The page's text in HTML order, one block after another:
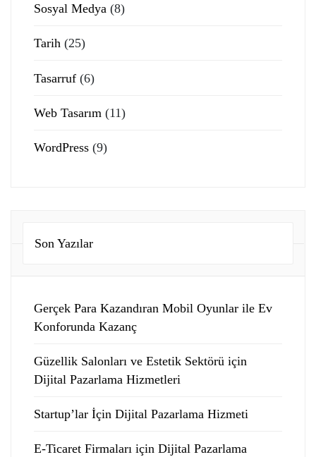
Sosyal Medya (8)
Tarih (25)
Tasarruf (6)
Web Tasarım (11)
WordPress (9)
Son Yazılar
Gerçek Para Kazandıran Mobil Oyunlar ile Ev
Konforunda Kazanç
Güzellik Salonları ve Estetik Sektörü için
Dijital Pazarlama Hizmetleri
Startup’lar İçin Dijital Pazarlama Hizmeti
E-Ticaret Firmaları için Dijital Pazarlama